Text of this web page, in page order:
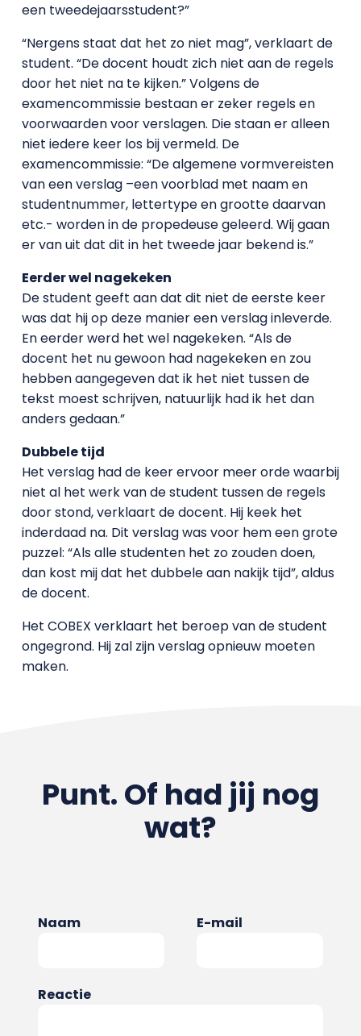
een tweedejaarsstudent?”
“Nergens staat dat het zo niet mag”, verklaart de
student. “De docent houdt zich niet aan de regels
door het niet na te kijken.” Volgens de
examencommissie bestaan er zeker regels en
voorwaarden voor verslagen. Die staan er alleen
niet iedere keer los bij vermeld. De
examencommissie: “De algemene vormvereisten
van een verslag –een voorblad met naam en
studentnummer, lettertype en grootte daarvan
etc.- worden in de propedeuse geleerd. Wij gaan
er van uit dat dit in het tweede jaar bekend is.”
Eerder wel nagekeken
De student geeft aan dat dit niet de eerste keer
was dat hij op deze manier een verslag inleverde.
En eerder werd het wel nagekeken. “Als de
docent het nu gewoon had nagekeken en zou
hebben aangegeven dat ik het niet tussen de
tekst moest schrijven, natuurlijk had ik het dan
anders gedaan.”
Dubbele tijd
Het verslag had de keer ervoor meer orde waarbij
niet al het werk van de student tussen de regels
door stond, verklaart de docent. Hij keek het
inderdaad na. Dit verslag was voor hem een grote
puzzel: “Als alle studenten het zo zouden doen,
dan kost mij dat het dubbele aan nakijk tijd”, aldus
de docent.
Het COBEX verklaart het beroep van de student
ongegrond. Hij zal zijn verslag opnieuw moeten
maken.
Punt. Of had jij nog
wat?
Naam E-mail
Reactie